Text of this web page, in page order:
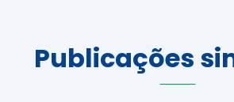
Publicações